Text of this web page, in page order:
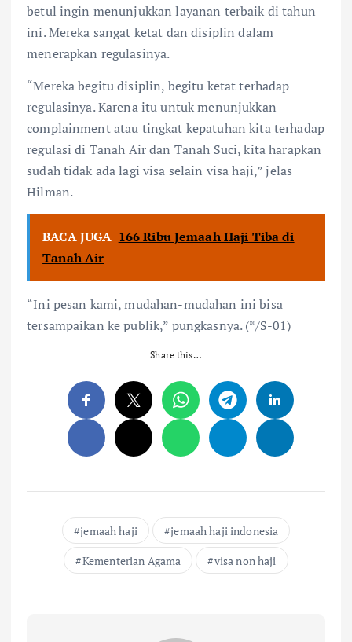
betul ingin menunjukkan layanan terbaik di tahun
ini. Mereka sangat ketat dan disiplin dalam
menerapkan regulasinya.
“Mereka begitu disiplin, begitu ketat terhadap
regulasinya. Karena itu untuk menunjukkan
complainment atau tingkat kepatuhan kita terhadap
regulasi di Tanah Air dan Tanah Suci, kita harapkan
sudah tidak ada lagi visa selain visa haji,” jelas
Hilman.
BACA JUGA 166 Ribu Jemaah Haji Tiba di
Tanah Air
“Ini pesan kami, mudahan-mudahan ini bisa
tersampaikan ke publik,” pungkasnya. (*/S-01)
Share this…
jemaah haji
jemaah haji indonesia
Kementerian Agama
visa non haji